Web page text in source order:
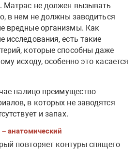
Матрас не должен вызывать
в нем не должны заводиться
вредные организмы. Как
исследования, есть такие
которые способны даже
исходу, особенно это касается
налицо преимущество
в которых не заводятся
и запах.
анатомический
повторяет контуры спящего